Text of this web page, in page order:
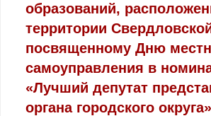
образований,
территории
посвященному Дню
самоуправления в
«Лучший депутат
органа городского